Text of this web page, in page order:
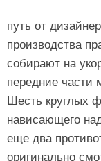
путь от
производства
собирают на
передние части
Шесть круглых
нависающего
еще два
оригинально